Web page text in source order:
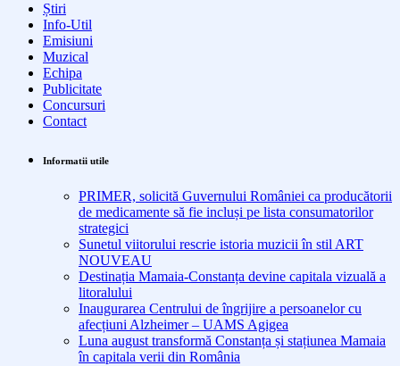
Știri
Info-Util
Emisiuni
Muzical
Echipa
Publicitate
Concursuri
Contact
Informatii utile
PRIMER, solicită Guvernului României ca producătorii
de medicamente să fie incluși pe lista consumatorilor
strategici
Sunetul viitorului rescrie istoria muzicii în stil ART
NOUVEAU
Destinația Mamaia-Constanța devine capitala vizuală a
litoralului
Inaugurarea Centrului de îngrijire a persoanelor cu
afecțiuni Alzheimer – UAMS Agigea
Luna august transformă Constanța și stațiunea Mamaia
în capitala verii din România